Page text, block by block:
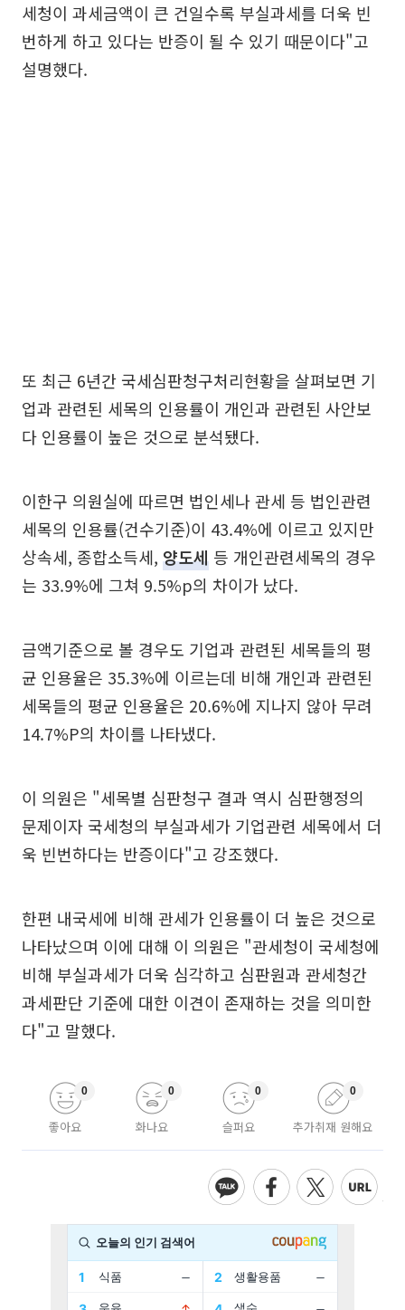
세청이 과세금액이 큰 건일수록 부실과세를 더욱 빈
번하게 하고 있다는 반증이 될 수 있기 때문이다"고
설명했다.
또 최근 6년간 국세심판청구처리현황을 살펴보면 기
업과 관련된 세목의 인용률이 개인과 관련된 사안보
다 인용률이 높은 것으로 분석됐다.
이한구 의원실에 따르면 법인세나 관세 등 법인관련
세목의 인용률(건수기준)이 43.4%에 이르고 있지만
상속세, 종합소득세, 양도세 등 개인관련세목의 경우
는 33.9%에 그쳐 9.5%p의 차이가 났다.
금액기준으로 볼 경우도 기업과 관련된 세목들의 평
균 인용율은 35.3%에 이르는데 비해 개인과 관련된
세목들의 평균 인용율은 20.6%에 지나지 않아 무려
14.7%P의 차이를 나타냈다.
이 의원은 "세목별 심판청구 결과 역시 심판행정의
문제이자 국세청의 부실과세가 기업관련 세목에서 더
욱 빈번하다는 반증이다"고 강조했다.
한편 내국세에 비해 관세가 인용률이 더 높은 것으로
나타났으며 이에 대해 이 의원은 "관세청이 국세청에
비해 부실과세가 더욱 심각하고 심판원과 관세청간
과세판단 기준에 대한 이견이 존재하는 것을 의미한
다"고 말했다.
좋아요
0
화나요
0
슬퍼요
0
추가취재 원해요
0